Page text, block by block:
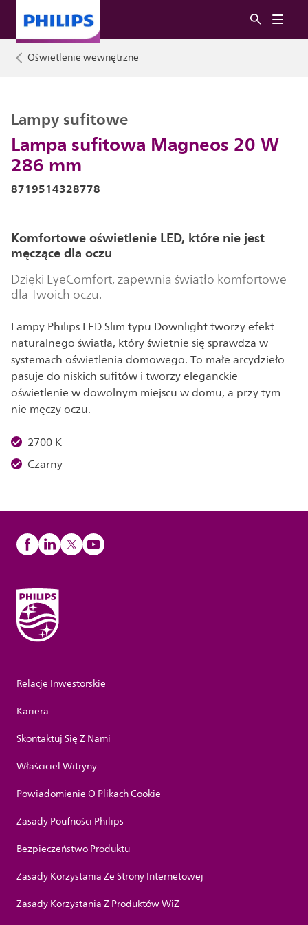
Oświetlenie wewnętrzne
Lampa sufitowa Magneos 20 W
286 mm
Lampy sufitowe
8719514328778
Komfortowe oświetlenie LED, które nie jest
męczące dla oczu
Dzięki EyeComfort, zapewnia światło komfortowe
dla Twoich oczu.
Lampy Philips LED Slim typu Downlight tworzy efekt
naturalnego światła, który świetnie się sprawdza w
systemach oświetlenia domowego. To małe arcydzieło
pasuje do niskich sufitów i tworzy eleganckie
oświetlenie w dowolnym miejscu w domu, a przy tym
nie męczy oczu.
2700 K
Czarny
Relacje Inwestorskie
Kariera
Skontaktuj Się Z Nami
Właściciel Witryny
Powiadomienie O Plikach Cookie
Zasady Poufności Philips
Bezpieczeństwo Produktu
Zasady Korzystania Ze Strony Internetowej
Zasady Korzystania Z Produktów WiZ